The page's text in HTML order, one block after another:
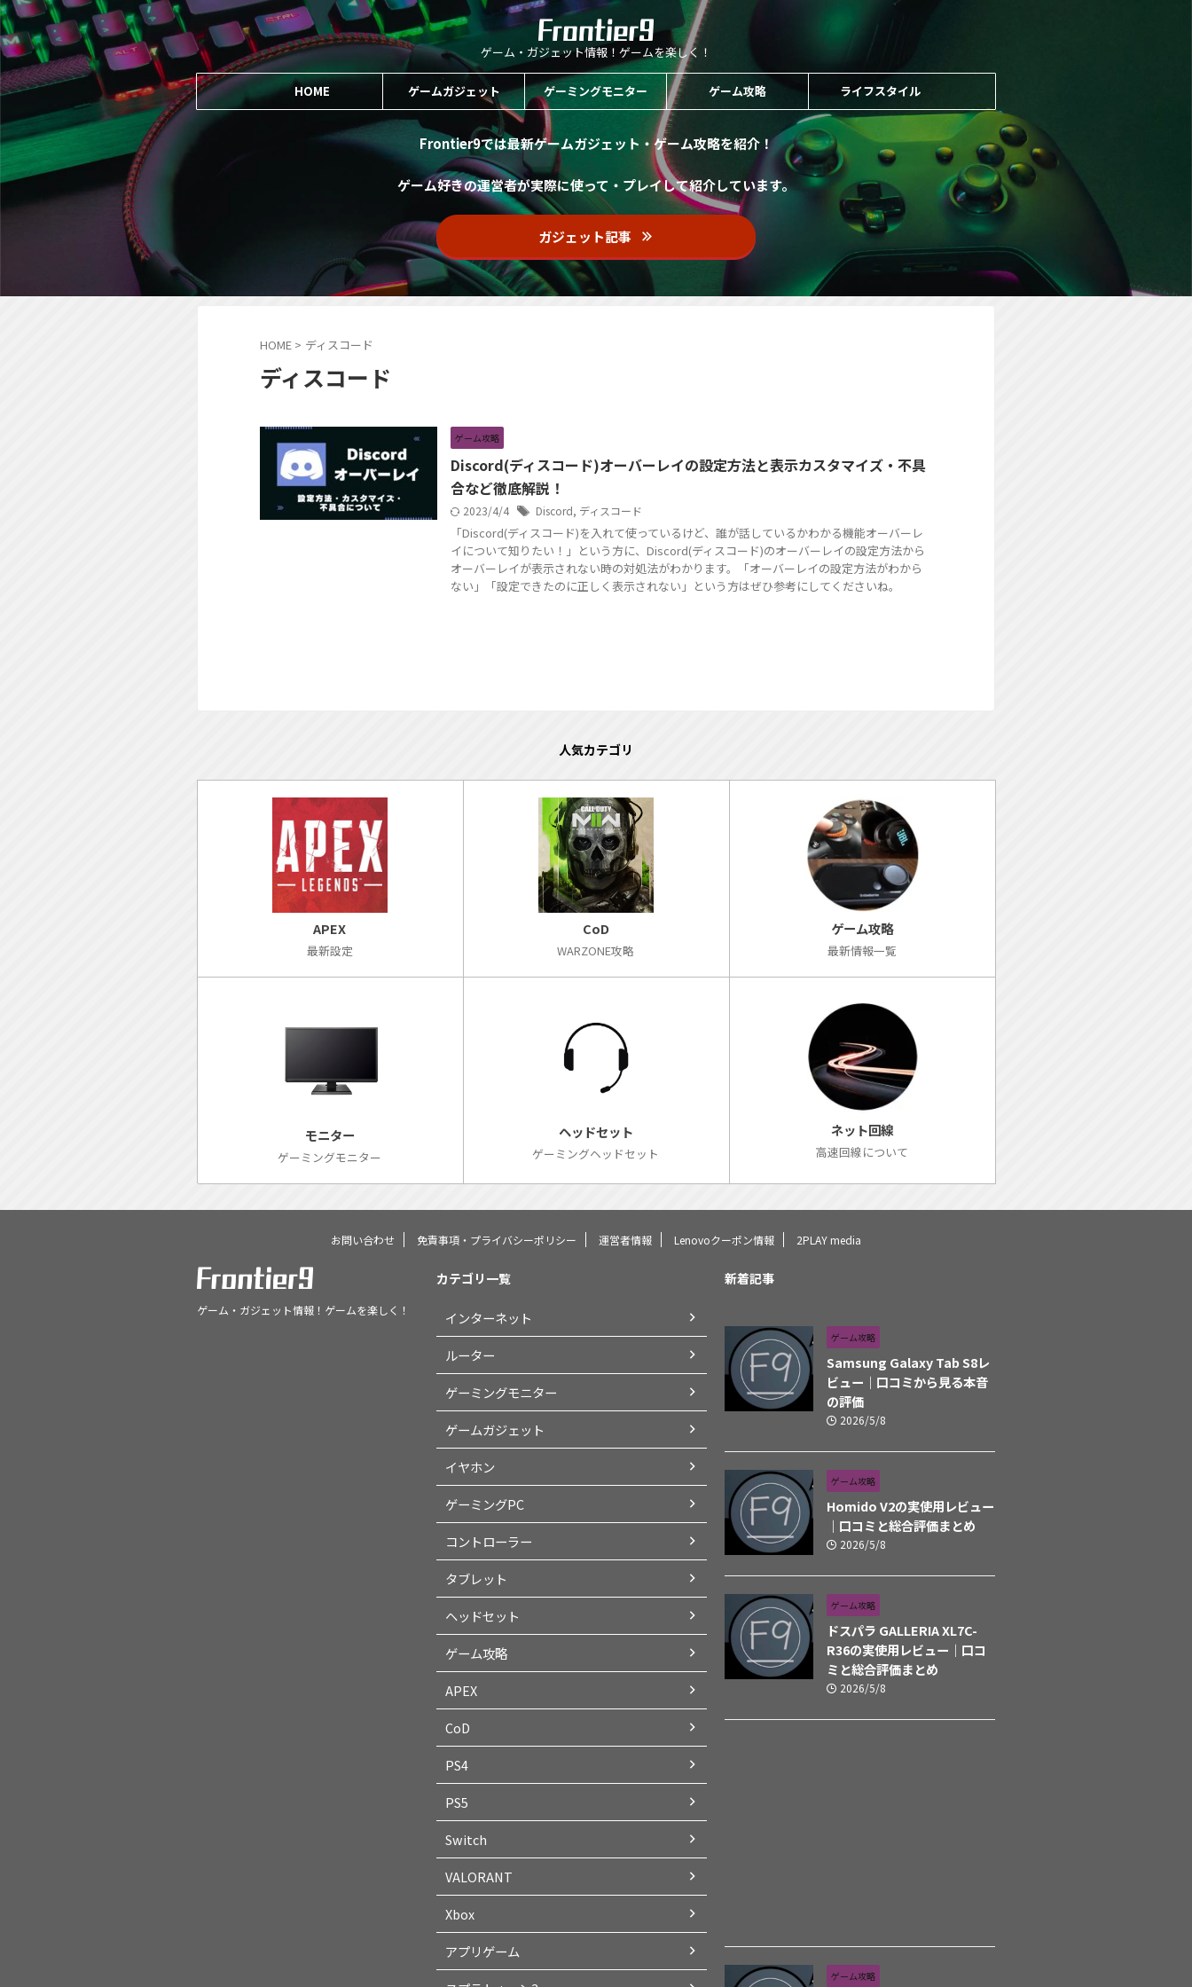
ゲーム・ガジェット情報！ゲームを楽しく！
HOME ゲームガジェット ゲーミングモニター ゲーム攻略 ライフスタイル
Frontier9では最新ゲームガジェット・ゲーム攻略を紹介！
ゲーム好きの運営者が実際に使って・プレイして紹介しています。
ガジェット記事
HOME > ディスコード
ディスコード
ゲーム攻略
Discord(ディスコード)オーバーレイの設定方法と表示カスタマイズ・不具
合など徹底解説！
2023/4/4 Discord, ディスコード
「Discord(ディスコード)を入れて使っているけど、誰が話しているかわかる機能オーバーレ
イについて知りたい！」という方に、Discord(ディスコード)のオーバーレイの設定方法から
オーバーレイが表示されない時の対処法がわかります。「オーバーレイの設定方法がわから
ない」「設定できたのに正しく表示されない」という方はぜひ参考にしてくださいね。
人気カテゴリ
APEX
最新設定
CoD
WARZONE攻略
ゲーム攻略
最新情報一覧
モニター
ゲーミングモニター
ヘッドセット
ゲーミングヘッドセット
ネット回線
高速回線について
お問い合わせ 免責事項・プライバシーポリシー 運営者情報 Lenovoクーポン情報 2PLAY media
カテゴリ一覧
インターネット
ルーター
ゲーミングモニター
ゲームガジェット
イヤホン
ゲーミングPC
コントローラー
タブレット
ヘッドセット
ゲーム攻略
APEX
CoD
PS4
PS5
Switch
VALORANT
Xbox
アプリゲーム
新着記事
ゲーム攻略
Samsung Galaxy Tab S8レ
ビュー｜口コミから見る本音
の評価
2026/5/8
ゲーム攻略
Homido V2の実使用レビュー
｜口コミと総合評価まとめ
2026/5/8
ゲーム攻略
ドスパラ GALLERIA XL7C-
R36の実使用レビュー｜口コ
ミと総合評価まとめ
2026/5/8
ゲーム攻略
ゲーム・ガジェット情報！ゲームを楽しく！